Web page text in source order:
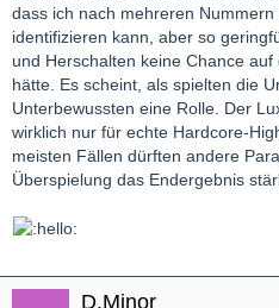
dass ich nach mehreren
identifizieren kann, aber so
und Herschalten keine Chance
hätte. Es scheint, als spielten die
Unterbewussten eine Rolle. Der
wirklich nur für echte Hardcore-
meisten Fällen dürften andere
Überspielung das Endergebnis
D.Minor